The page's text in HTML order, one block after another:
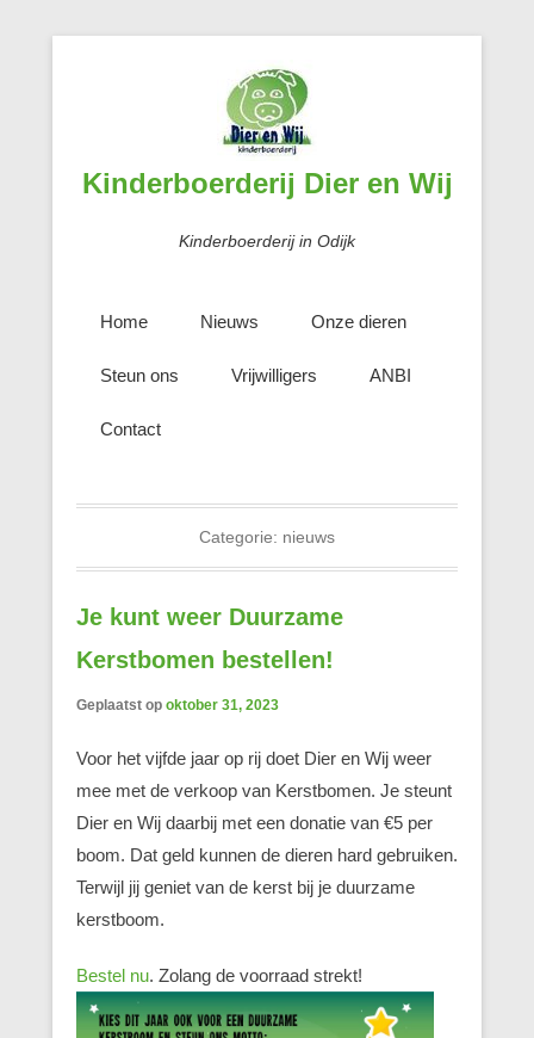
Kinderboerderij Dier en Wij
Kinderboerderij in Odijk
Home Nieuws Onze dieren
Steun ons Vrijwilligers ANBI
Contact
Categorie: nieuws
Je kunt weer Duurzame
Kerstbomen bestellen!
Geplaatst op oktober 31, 2023
Voor het vijfde jaar op rij doet Dier en Wij weer
mee met de verkoop van Kerstbomen. Je steunt
Dier en Wij daarbij met een donatie van €5 per
boom. Dat geld kunnen de dieren hard gebruiken.
Terwijl jij geniet van de kerst bij je duurzame
kerstboom.
Bestel nu. Zolang de voorraad strekt!